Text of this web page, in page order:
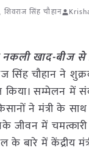
शिवराज सिंह चौहान
नकली खाद-बीज से
सिंह चौहान ने
किया। सम्मेलन
ने मंत्री के
में
में केंद्रीय